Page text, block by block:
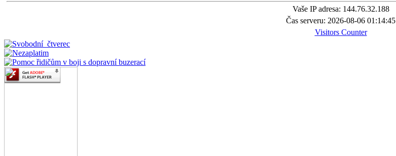
Vaše IP adresa: 144.76.32.188
Čas serveru: 2026-08-06 01:14:45
Visitors Counter